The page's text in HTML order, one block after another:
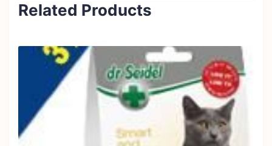
Related Products